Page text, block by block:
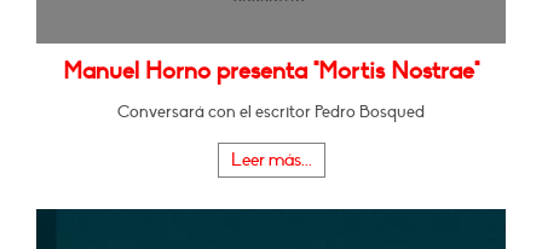
Manuel Horno presenta "Mortis Nostrae"
Conversará con el escritor Pedro Bosqued
Leer más...